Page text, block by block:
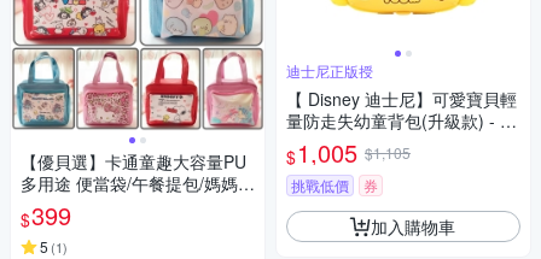
【優貝選】卡通童趣大容量PU
多用途 便當袋/午餐提包/媽媽提
包
$399
5 (1)
迪士尼正版授
【 Disney 迪士尼】可愛寶貝輕
量防走失幼童背包(升級款) - 多
款任選
$1,005 $1,105
挑戰低價
券
加入購物車